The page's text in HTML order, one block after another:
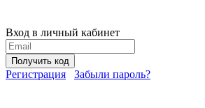
Вход в личный кабинет
Получить код
Регистрация Забыли пароль?